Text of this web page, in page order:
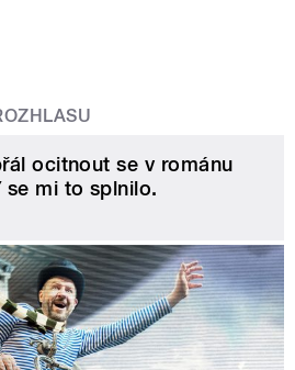
ocitnout se v románu
se mi to splnilo.